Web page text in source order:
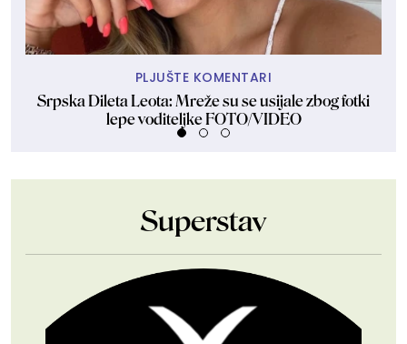
PLJUŠTE KOMENTARI
Srpska Dileta Leota: Mreže su se usijale zbog fotki
lepe voditeljke FOTO/VIDEO
Superstav